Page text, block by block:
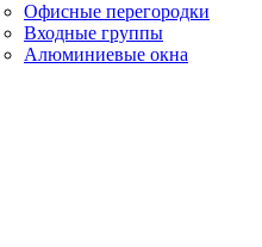
Офисные перегородки
Входные группы
Алюминиевые окна